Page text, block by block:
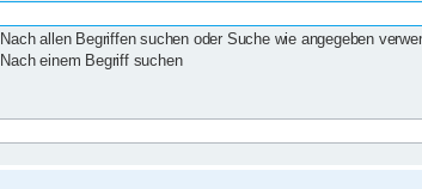
Nach allen Begriffen suchen oder Suche wie angegeben
Nach einem Begriff suchen